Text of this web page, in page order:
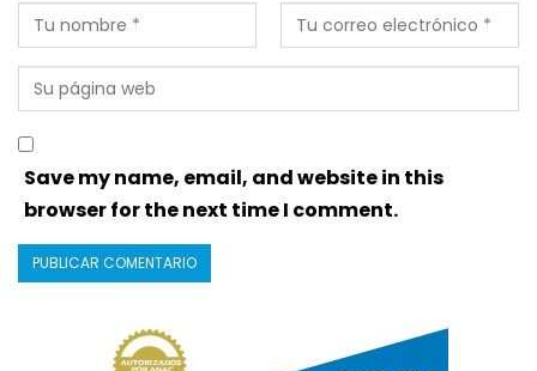
Save my name, email, and website in this
browser for the next time I comment.